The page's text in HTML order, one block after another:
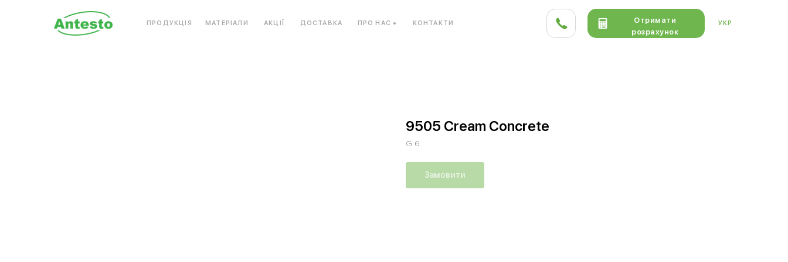
ПРОДУКЦІЯ МАТЕРІАЛИ АКЦІЇ ДОСТАВКА ПРО НАС • КОНТАКТИ УКР
Отримати
розрахунок
9505 Cream Concrete
G 6
Замовити